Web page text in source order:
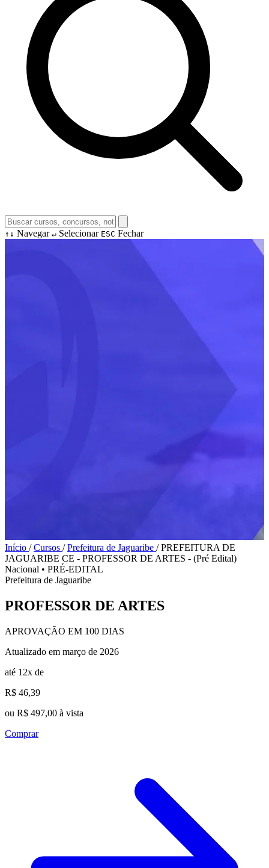
↑↓ Navegar ↵ Selecionar ESC Fechar
Início / Cursos / Prefeitura de Jaguaribe / PREFEITURA DE
JAGUARIBE CE - PROFESSOR DE ARTES - (Pré Edital)
Nacional • PRÉ-EDITAL
Prefeitura de Jaguaribe
PROFESSOR DE ARTES
APROVAÇÃO EM 100 DIAS
Atualizado em março de 2026
até 12x de
R$ 46,39
ou R$ 497,00 à vista
Comprar